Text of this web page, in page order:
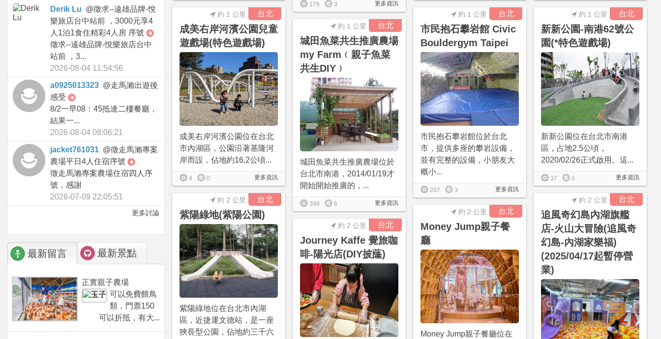
Derik Lu @徵求--遠雄品牌-悅
樂旅店台中站前 ，3000元享4
人1泊1食住精彩4人房 序號
徵求--遠雄品牌-悅樂旅店台中
站前 ，3...
2026-08-04 11:54:56
a0925013323 @走馬瀨出遊後
感受
8/2一早08：45抵達二樓餐廳，
結果一...
2026-08-04 08:06:21
jacket761031 @徵走馬瀨專案
農場平日4人住宿序號
徵走馬瀨專案農場住宿四人序
號，感謝
2026-07-09 22:05:51
更多討論
最新留言 最新景點
正實親子農場
可以免費餵鳥
類，門票150
可以折抵，有大...
更多資訊
179 3
台北
約 1 公里
成美右岸河濱公園兒童
遊戲場(特色遊戲場)
成美右岸河濱公園位在台北
市內湖區，公園沿著基隆河
岸而設，佔地約16.2公頃...
更多資訊
4 0
台北
約 1 公里
市民抱石攀岩館 Civic
Bouldergym Taipei
市民抱石攀岩館位於台北
市，提供多座的攀岩設備，
並有完整的設備，小朋友大
概小...
更多資訊
207 3
台北
約 1 公里
新新公園-南港62號公
園(*特色遊戲場)
新新公園位在台北市南港
區，占地2.5公頃，
2020/02/26正式啟用。這...
更多資訊
37 0
台北
約 1 公里
城田魚菜共生推廣農場
my Farm﹙親子魚菜
共生DIY﹚
城田魚菜共生推廣農場位於
台北市南港，2014/01/19才
開始開始推廣的，...
更多資訊
399 6
台北
約 2 公里
紫陽綠地(紫陽公園)
紫陽綠地位在台北市內湖
區，近捷運文德站，是一座
狹長型公園，佔地約三千六
台北
約 2 公里
追風奇幻島內湖旗艦
店-火山大冒險(追風奇
幻島-內湖家樂福)
(2025/04/17起暫停營
業)
台北
約 2 公里
Money Jump親子餐
廳
Money Jump親子餐廳位在
台北
約 2 公里
Journey Kaffe 覺旅咖
啡-陽光店(DIY披蕯)